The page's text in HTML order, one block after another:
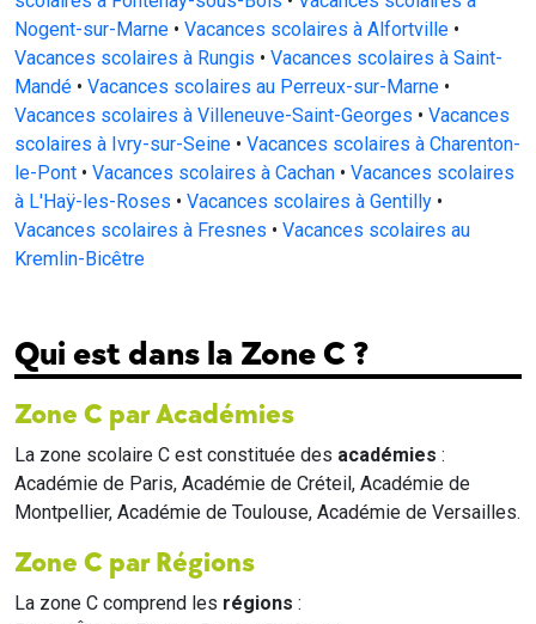
Nogent-sur-Marne • Vacances scolaires à Alfortville •
Vacances scolaires à Rungis • Vacances scolaires à Saint-
Mandé • Vacances scolaires au Perreux-sur-Marne •
Vacances scolaires à Villeneuve-Saint-Georges • Vacances
scolaires à Ivry-sur-Seine • Vacances scolaires à Charenton-
le-Pont • Vacances scolaires à Cachan • Vacances scolaires
à L'Haÿ-les-Roses • Vacances scolaires à Gentilly •
Vacances scolaires à Fresnes • Vacances scolaires au
Kremlin-Bicêtre
Qui est dans la Zone C ?
Zone C par Académies
La zone scolaire C est constituée des académies :
Académie de Paris, Académie de Créteil, Académie de
Montpellier, Académie de Toulouse, Académie de Versailles.
Zone C par Régions
La zone C comprend les régions :